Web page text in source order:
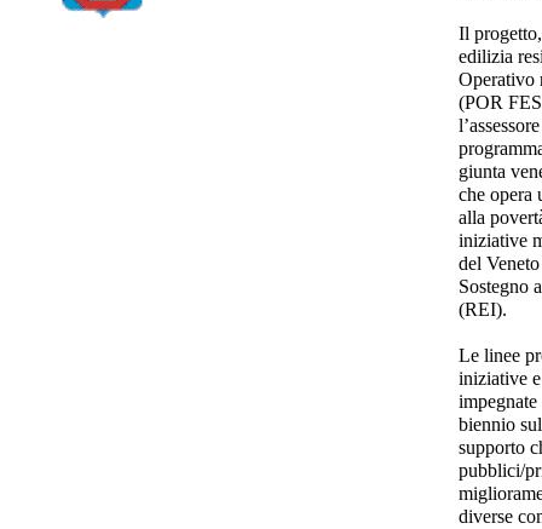
Il
edilizia
Operativo
(POR
giunta
che opera
alla
iniziative
del
Sostegno
(REI).
Le linee
iniziative
biennio
supporto
pubblici/
diverse